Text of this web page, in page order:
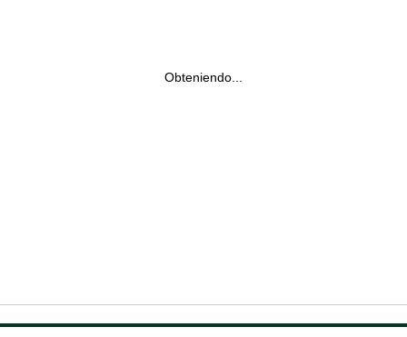
Obteniendo...